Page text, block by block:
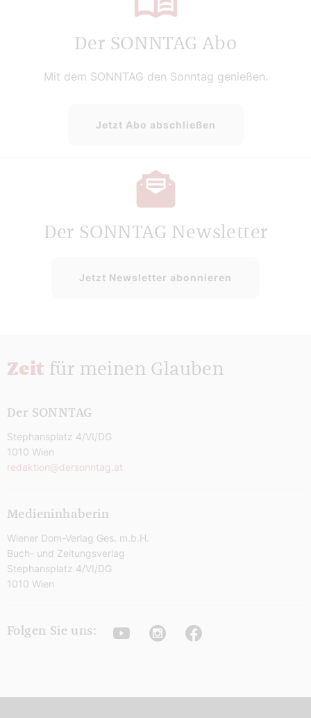
Der SONNTAG Abo
Mit dem SONNTAG den Sonntag genießen.
Jetzt Abo abschließen
Der SONNTAG Newsletter
Jetzt Newsletter abonnieren
Zeit für meinen Glauben
Der SONNTAG
Stephansplatz 4/VI/DG
1010 Wien
redaktion@dersonntag.at
Medieninhaberin
Wiener Dom-Verlag Ges. m.b.H.
Buch- und Zeitungsverlag
Stephansplatz 4/VI/DG
1010 Wien
Folgen Sie uns: YoutubeInstagramFacebook